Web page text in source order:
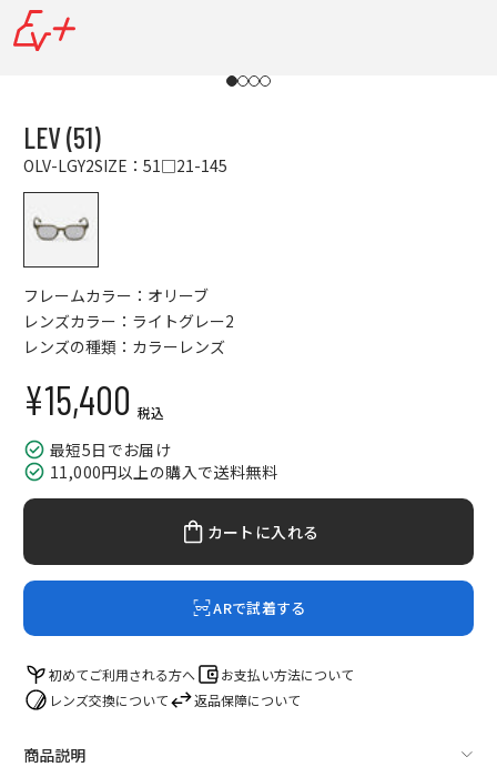
I18n Error: Missing interpolation value
I18n Error: Missing interpolation value
I18n Error: Missing interpolation value
I18n Error: Missing interpolation value
LEV (51)
OLV-LGY2SIZE：51□21-145
フレームカラー：オリーブ
レンズカラー：ライトグレー2
レンズの種類：カラーレンズ
セール価格
¥15,400 税込
最短5日でお届け
11,000円以上の購入で送料無料
カートに入れる
ARで試着する
初めてご利用される方へ
お支払い方法について
レンズ交換について
返品保障について
商品説明